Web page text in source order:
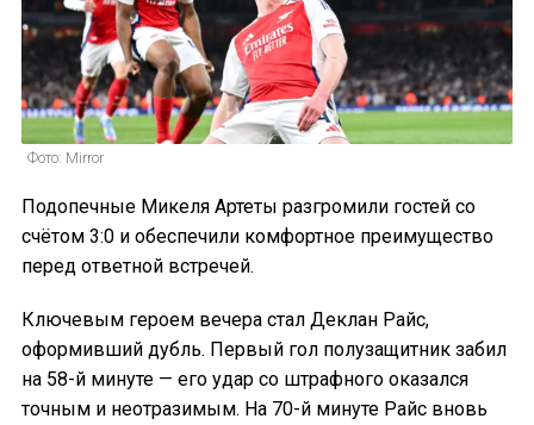
Фото: Mirror
Подопечные Микеля Артеты разгромили гостей со
счётом 3:0 и обеспечили комфортное преимущество
перед ответной встречей.
Ключевым героем вечера стал Деклан Райс,
оформивший дубль. Первый гол полузащитник забил
на 58-й минуте — его удар со штрафного оказался
точным и неотразимым. На 70-й минуте Райс вновь